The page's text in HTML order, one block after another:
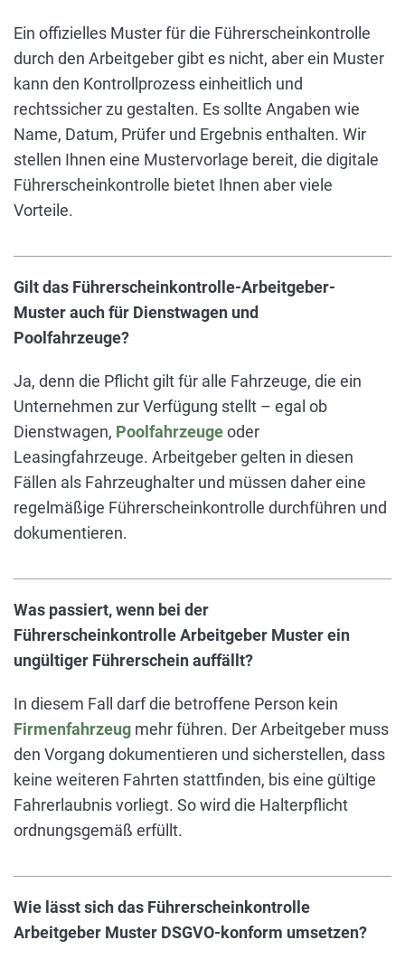
Ein offizielles Muster für die Führerscheinkontrolle
durch den Arbeitgeber gibt es nicht, aber ein Muster
kann den Kontrollprozess einheitlich und
rechtssicher zu gestalten. Es sollte Angaben wie
Name, Datum, Prüfer und Ergebnis enthalten. Wir
stellen Ihnen eine Mustervorlage bereit, die digitale
Führerscheinkontrolle bietet Ihnen aber viele
Vorteile.
Gilt das Führerscheinkontrolle-Arbeitgeber-
Muster auch für Dienstwagen und
Poolfahrzeuge?
Ja, denn die Pflicht gilt für alle Fahrzeuge, die ein
Unternehmen zur Verfügung stellt – egal ob
Dienstwagen, Poolfahrzeugeoder
Leasingfahrzeuge. Arbeitgeber gelten in diesen
Fällen als Fahrzeughalter und müssen daher eine
regelmäßige Führerscheinkontrolle durchführen und
dokumentieren.
Was passiert, wenn bei der
Führerscheinkontrolle Arbeitgeber Muster ein
ungültiger Führerschein auffällt?
In diesem Fall darf die betroffene Person kein
Firmenfahrzeug mehr führen. Der Arbeitgeber muss
den Vorgang dokumentieren und sicherstellen, dass
keine weiteren Fahrten stattfinden, bis eine gültige
Fahrerlaubnis vorliegt. So wird die Halterpflicht
ordnungsgemäß erfüllt.
Wie lässt sich das Führerscheinkontrolle
Arbeitgeber Muster DSGVO-konform umsetzen?